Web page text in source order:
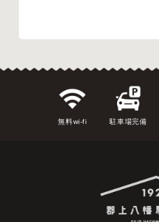
無料wi-fi 駐車場完備